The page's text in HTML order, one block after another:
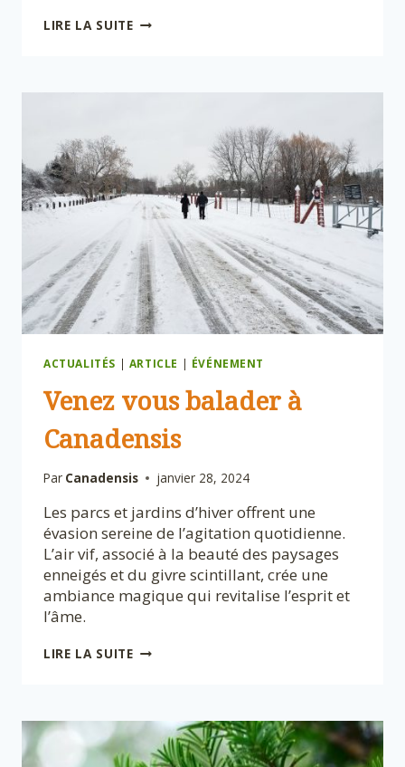
LIRE LA SUITEIL
DAVANTAGE
SUR
LES
PLANTES
ACTUALITÉS | ARTICLE | ÉVÉNEMENT
Venez vous balader à
Canadensis
Par Canadensis janvier 28, 2024
Les parcs et jardins d’hiver offrent une
évasion sereine de l’agitation quotidienne.
L’air vif, associé à la beauté des paysages
enneigés et du givre scintillant, crée une
ambiance magique qui revitalise l’esprit et
l’âme.
LIRE LA SUITEVENEZ VOUS